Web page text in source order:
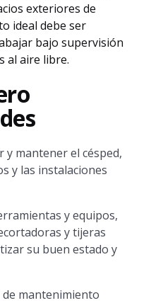
exteriores de
ideal debe ser
bajo supervisión
al aire libre.
y mantener el césped,
y las instalaciones
y equipos,
y tijeras
su buen estado y
mantenimiento